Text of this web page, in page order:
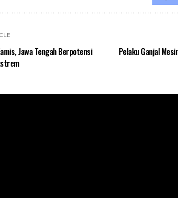
Jawa Tengah Berpotensi
Pelaku Ganjal